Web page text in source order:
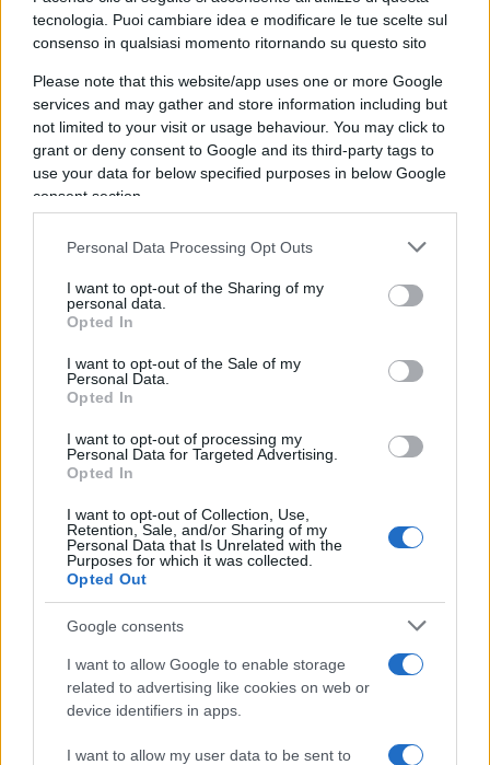
tecnologia. Puoi cambiare idea e modificare le tue scelte sul
consenso in qualsiasi momento ritornando su questo sito
Please note that this website/app uses one or more Google
services and may gather and store information including but
not limited to your visit or usage behaviour. You may click to
grant or deny consent to Google and its third-party tags to
use your data for below specified purposes in below Google
consent section.
Personal Data Processing Opt Outs
I want to opt-out of the Sharing of my
personal data.
Opted In
I want to opt-out of the Sale of my
Personal Data.
Opted In
I want to opt-out of processing my
Personal Data for Targeted Advertising.
Opted In
I want to opt-out of Collection, Use,
Retention, Sale, and/or Sharing of my
Personal Data that Is Unrelated with the
Purposes for which it was collected.
Opted Out
Google consents
I want to allow Google to enable storage
related to advertising like cookies on web or
device identifiers in apps.
I want to allow my user data to be sent to
pure Daniele Capezzone durante la nottata
elettorale diQuarta Repubblica. Un uomo libero, di
indiscutibile cultura, un fuoriclasse della
dialettica, del confronto e della provocazione, che
si è battuto come un leone durante la stagione dei
lockdown e delle restrizioni, non può certo essere
trattato come un peones qualunque.
ingombrante, imprevedibile, anarchico e
ingestibile, per molti un rompicoglioni. Ma
sicuramente con lo spessore per continuare a
differenza dei molti che quello scranno non se lo
sono dovuto nemmeno sudare.
Ma forse questa “svista” sarà presto corretta.
centrodestra ha infatti una ghiotta occasione per
rimediare all’errore: dare a Sgarbi un incarico al
ministero della Cultura, scelta che solo Silvio
Berlusconi ebbe il coraggio di prendere
nominandolo sottosegretario nel suo secondo
governo. Se ciò non dovesse accadere, si
tratterebbe di perseverare nell’errore. E a quel